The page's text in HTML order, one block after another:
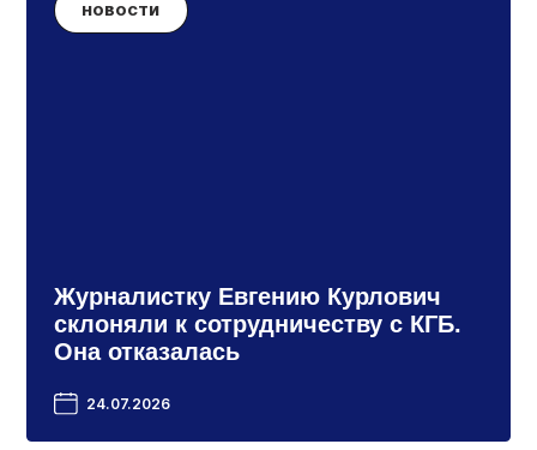
НОВОСТИ
Журналистку Евгению Курлович
склоняли к сотрудничеству с КГБ.
Она отказалась
24.07.2026